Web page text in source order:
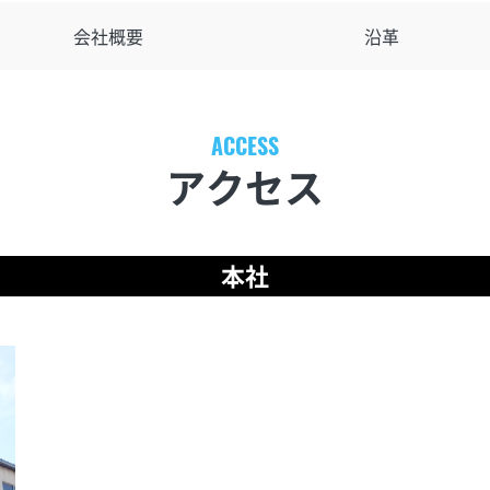
会社概要 沿革
アクセス
本社